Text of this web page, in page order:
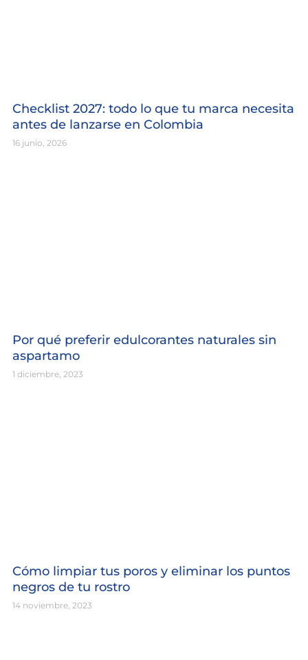
Checklist 2027: todo lo que tu marca necesita
antes de lanzarse en Colombia
16 junio, 2026
Por qué preferir edulcorantes naturales sin
aspartamo
1 diciembre, 2023
Cómo limpiar tus poros y eliminar los puntos
negros de tu rostro
14 noviembre, 2023